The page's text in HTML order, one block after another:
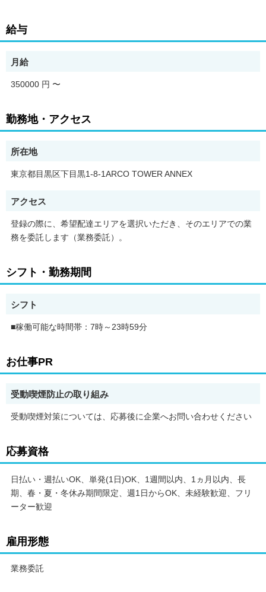
【Amazon Flexの魅力】
・稼働する日や時間帯を自分で自由に決められるから、スキマ時
間でしっかり稼げる！
・自分のペースで無理なくできるから、シニアや女性も活躍中！
・髪型や服装も自由だから、自分らしく稼げる！
です。
1. スマートフォン
5. 銀行口座
登録手続きは、アプリですべて完結できます。
なお、ご自身の車両でご登録いただく場合、ご登録者様と車両の
所有者様は同一である必要があります。
登録手続きを完了すると、オファー（委託する配達業務）をアプ
リで確認することができます。
給与
月給
350000 円 〜
勤務地・アクセス
所在地
東京都目黒区下目黒1-8-1ARCO TOWER ANNEX
アクセス
登録の際に、希望配達エリアを選択いただき、そのエリアでの業
務を委託します（業務委託）。
シフト・勤務期間
シフト
■稼働可能な時間帯：7時～23時59分
お仕事PR
受動喫煙防止の取り組み
受動喫煙対策については、応募後に企業へお問い合わせください
応募資格
日払い・週払いOK、単発(1日)OK、1週間以内、1ヵ月以内、長
期、春・夏・冬休み期間限定、週1日からOK、未経験歓迎、フリ
ーター歓迎
雇用形態
業務委託